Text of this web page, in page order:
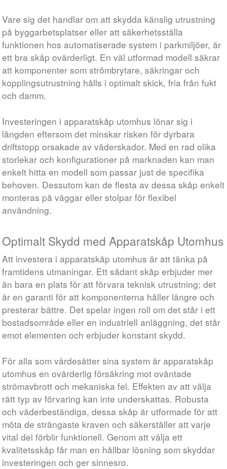
Vare sig det handlar om att skydda känslig utrustning
på byggarbetsplatser eller att säkerhetsställa
funktionen hos automatiserade system i parkmiljöer, är
ett bra skåp ovärderligt. En väl utformad modell säkrar
att komponenter som strömbrytare, säkringar och
kopplingsutrustning hålls i optimalt skick, fria från fukt
och damm.
Investeringen i apparatskåp utomhus lönar sig i
längden eftersom det minskar risken för dyrbara
driftstopp orsakade av väderskador. Med en rad olika
storlekar och konfigurationer på marknaden kan man
enkelt hitta en modell som passar just de specifika
behoven. Dessutom kan de flesta av dessa skåp enkelt
monteras på väggar eller stolpar för flexibel
användning.
Optimalt Skydd med Apparatskåp Utomhus
Att investera i apparatskåp utomhus är att tänka på
framtidens utmaningar. Ett sådant skåp erbjuder mer
än bara en plats för att förvara teknisk utrustning; det
är en garanti för att komponenterna håller längre och
presterar bättre. Det spelar ingen roll om det står i ett
bostadsområde eller en industriell anläggning, det står
emot elementen och erbjuder konstant skydd.
För alla som värdesätter sina system är apparatskåp
utomhus en ovärderlig försäkring mot oväntade
strömavbrott och mekaniska fel. Effekten av att välja
rätt typ av förvaring kan inte underskattas. Robusta
och väderbeständiga, dessa skåp är utformade för att
möta de strängaste kraven och säkerställer att varje
vital del förblir funktionell. Genom att välja ett
kvalitetsskåp får man en hållbar lösning som skyddar
investeringen och ger sinnesro.